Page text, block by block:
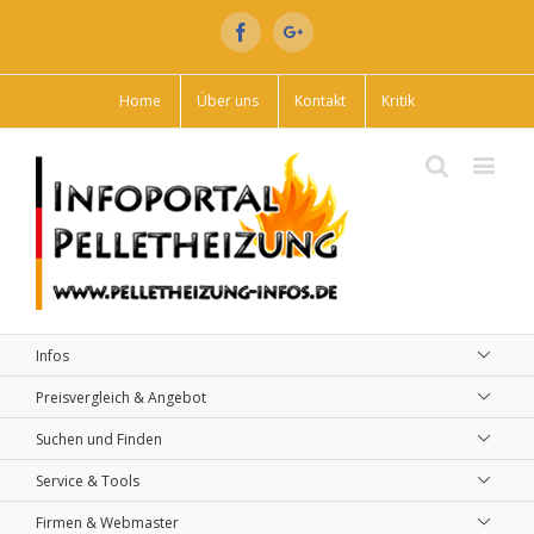
FacebookGoogle+
Home Über uns Kontakt Kritik
Infos
Preisvergleich & Angebot
Suchen und Finden
Service & Tools
Firmen & Webmaster